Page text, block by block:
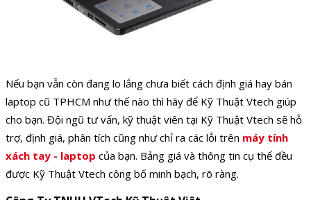
Nếu bạn vẫn còn đang lo lắng chưa biết cách định giá hay bán
laptop cũ TPHCM như thế nào thì hãy để Kỹ Thuật Vtech giúp
cho bạn. Đội ngũ tư vấn, kỹ thuật viên tại Kỹ Thuật Vtech sẽ hỗ
trợ, định giá, phân tích cũng như chỉ ra các lỗi trên máy tính
xách tay - laptop của bạn. Bảng giá và thông tin cụ thể đều
được Kỹ Thuật Vtech công bố minh bạch, rõ ràng.